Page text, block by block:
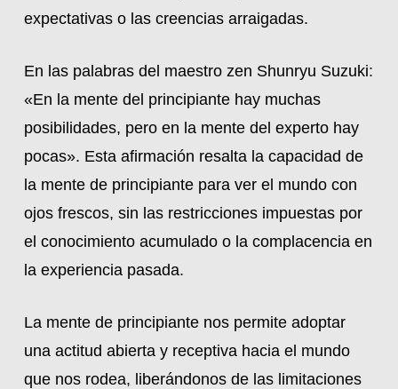
expectativas o las creencias arraigadas.
En las palabras del maestro zen Shunryu Suzuki:
«En la mente del principiante hay muchas
posibilidades, pero en la mente del experto hay
pocas». Esta afirmación resalta la capacidad de
la mente de principiante para ver el mundo con
ojos frescos, sin las restricciones impuestas por
el conocimiento acumulado o la complacencia en
la experiencia pasada.
La mente de principiante nos permite adoptar
una actitud abierta y receptiva hacia el mundo
que nos rodea, liberándonos de las limitaciones